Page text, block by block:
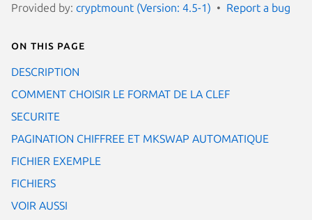
Provided by: cryptmount (Version: 4.5-1) Report a bug
On this page
DESCRIPTION
COMMENT CHOISIR LE FORMAT DE LA CLEF
SECURITE
PAGINATION CHIFFREE ET MKSWAP AUTOMATIQUE
FICHIER EXEMPLE
FICHIERS
VOIR AUSSI